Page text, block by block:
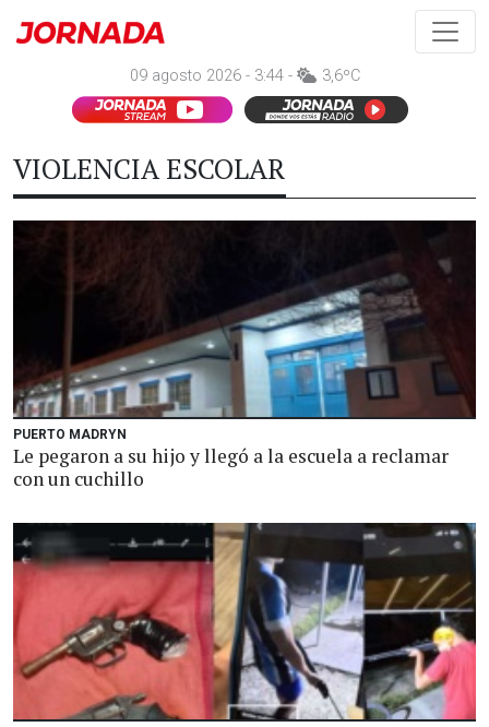
09 agosto 2026 - 3:44 - 3,6ºC
VIOLENCIA ESCOLAR
PUERTO MADRYN
Le pegaron a su hijo y llegó a la escuela a reclamar
con un cuchillo